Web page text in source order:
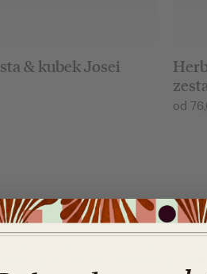
& kubek Josei
od